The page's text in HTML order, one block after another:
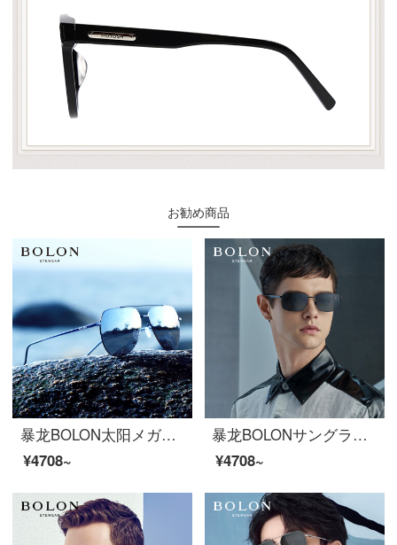
お勧め商品
暴龙BOLON太阳メガネファッション男款ガマ镜ハイビジョン偏光サングラスBL 8011 D 70
¥4708~
暴龙BOLONサングラスの長方形の枠のサングラスの男性の金の偏光眼鏡BL 7118 C 10
¥4708~